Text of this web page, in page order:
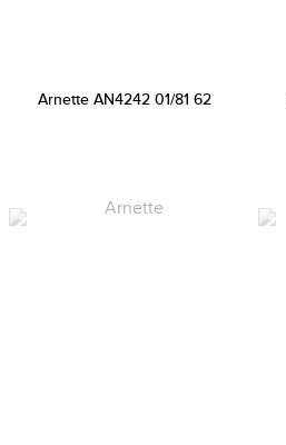
Arnette AN4242 01/81 62